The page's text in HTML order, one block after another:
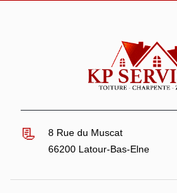
8 Rue du Muscat
66200 Latour-Bas-Elne